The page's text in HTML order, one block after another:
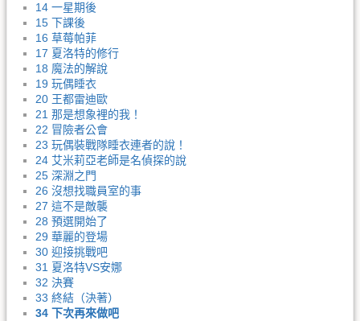
14 一星期後
15 下課後
16 草莓帕菲
17 夏洛特的修行
18 魔法的解說
19 玩偶睡衣
20 王都雷迪歐
21 那是想象裡的我！
22 冒險者公會
23 玩偶裝戰隊睡衣連者的說！
24 艾米莉亞老師是名偵探的說
25 深淵之門
26 沒想找職員室的事
27 這不是敵襲
28 預選開始了
29 華麗的登場
30 迎接挑戰吧
31 夏洛特VS安娜
32 決賽
33 終結（決著）
34 下次再來做吧